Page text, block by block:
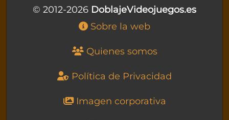
© 2012-2026 DoblajeVideojuegos.es
Sobre la web
Quienes somos
Política de Privacidad
Imagen corporativa